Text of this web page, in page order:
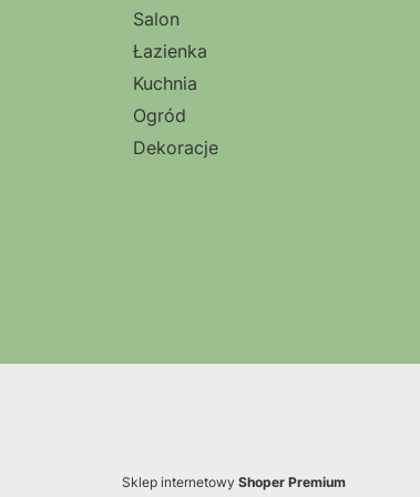
Salon
Łazienka
Kuchnia
Ogród
Dekoracje
Sklep internetowy Shoper Premium